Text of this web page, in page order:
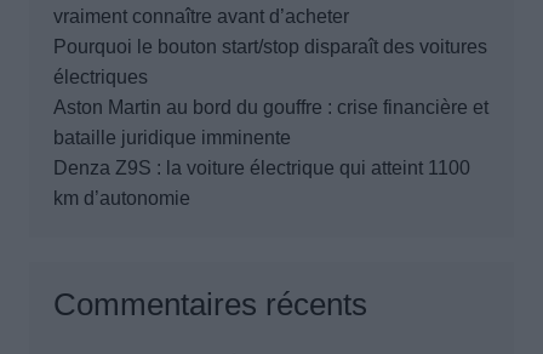
vraiment connaître avant d’acheter
Pourquoi le bouton start/stop disparaît des voitures
électriques
Aston Martin au bord du gouffre : crise financière et
bataille juridique imminente
Denza Z9S : la voiture électrique qui atteint 1100
km d’autonomie
Commentaires récents